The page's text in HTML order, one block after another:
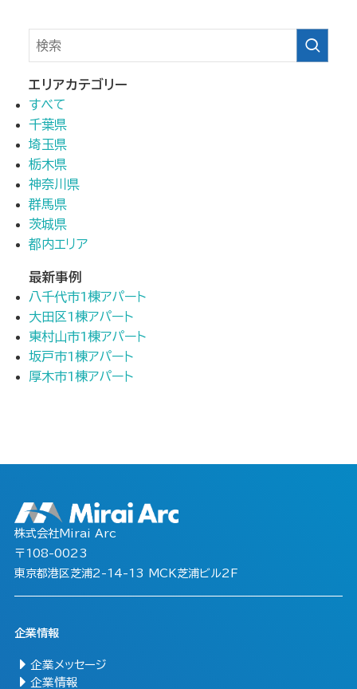
エリアカテゴリー
すべて
千葉県
埼玉県
栃木県
神奈川県
群馬県
茨城県
都内エリア
最新事例
八千代市1棟アパート
大田区1棟アパート
東村山市1棟アパート
坂戸市1棟アパート
厚木市1棟アパート
株式会社Mirai Arc
〒108-0023
東京都港区芝浦2-14-13 MCK芝浦ビル2F
企業情報
企業メッセージ
企業情報